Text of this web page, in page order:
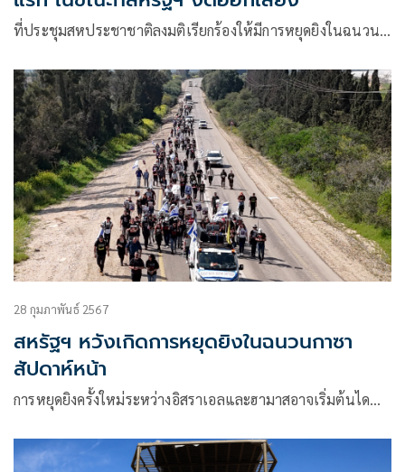
ที่ประชุมสหประชาชาติลงมติเรียกร้องให้มีการหยุดยิงในฉนวน…
28 กุมภาพันธ์ 2567
สหรัฐฯ หวังเกิดการหยุดยิงในฉนวนกาซา
สัปดาห์หน้า
การหยุดยิงครั้งใหม่ระหว่างอิสราเอลและฮามาสอาจเริ่มต้นได…